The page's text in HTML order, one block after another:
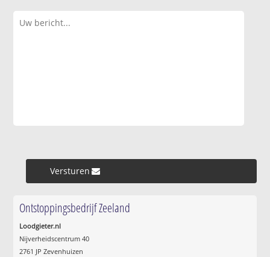
Versturen »
Ontstoppingsbedrijf Zeeland
Loodgieter.nl
Nijverheidscentrum 40
2761 JP Zevenhuizen